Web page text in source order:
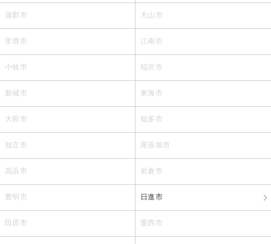
蒲郡市 犬山市
常滑市 江南市
小牧市 稲沢市
新城市 東海市
大府市 知多市
知立市 尾張旭市
高浜市 岩倉市
豊明市 日進市
田原市 愛西市